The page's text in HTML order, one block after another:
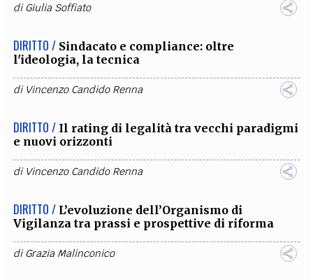
diGiulia Soffiato
DIRITTO / Sindacato e compliance: oltre
l'ideologia, la tecnica
di Vincenzo Candido Renna
DIRITTO / Il rating di legalità tra vecchi paradigmi
e nuovi orizzonti
di Vincenzo Candido Renna
DIRITTO / L’evoluzione dell’Organismo di
Vigilanza tra prassi e prospettive di riforma
diGrazia Malinconico